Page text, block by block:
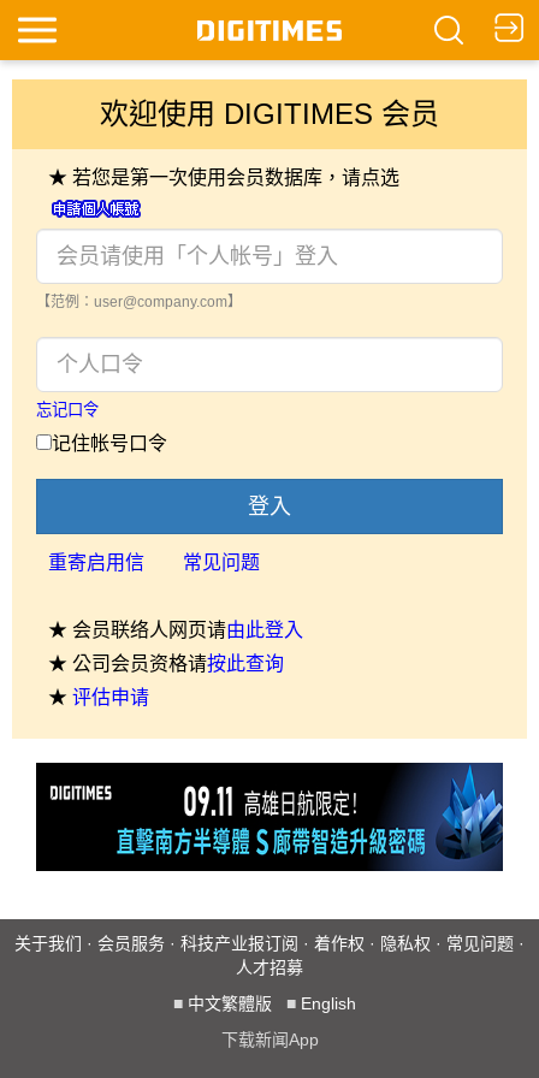
欢迎使用 DIGITIMES 会员
★ 若您是第一次使用会员数据库，请点选
【范例：user@company.com】
忘记口令
记住帐号口令
登入
重寄启用信 常见问题
★ 会员联络人网页请由此登入
★ 公司会员资格请按此查询
★ 评估申请
关于我们 · 会员服务 · 科技产业报订阅 · 着作权 · 隐私权 · 常见问题 ·
人才招募
■ 中文繁體版 ■ English
下载新闻App